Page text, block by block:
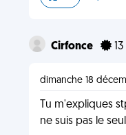
Cirfonce 13
dimanche 18
Tu m'expliques
ne suis pas le